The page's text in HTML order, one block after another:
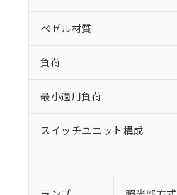
ベゼル材質
負荷
最小適用負荷
スイッチユニット構成